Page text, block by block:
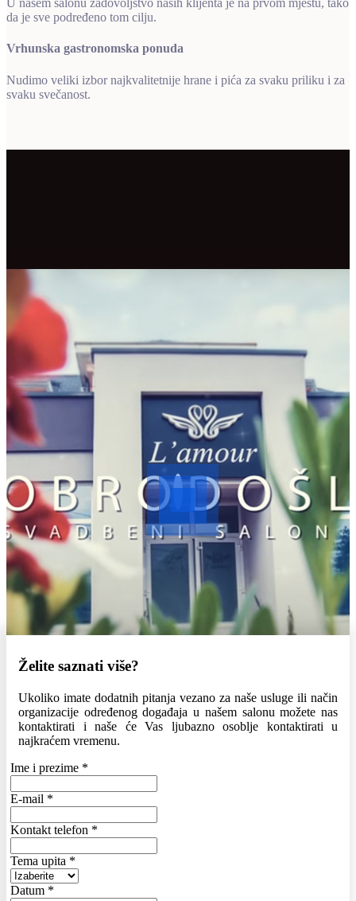
U našem salonu zadovoljstvo naših klijenta je na prvom mjestu, tako
da je sve podređeno tom cilju.
Vrhunska gastronomska ponuda
Nudimo veliki izbor najkvalitetnije hrane i pića za svaku priliku i za
svaku svečanost.
Želite saznati više?
Ukoliko imate dodatnih pitanja vezano za naše usluge ili način
organizacije određenog događaja u našem salonu možete nas
kontaktirati i naše će Vas ljubazno osoblje kontaktirati u
najkraćem vremenu.
Ime i prezime *
E-mail *
Kontakt telefon *
Tema upita *
Datum *